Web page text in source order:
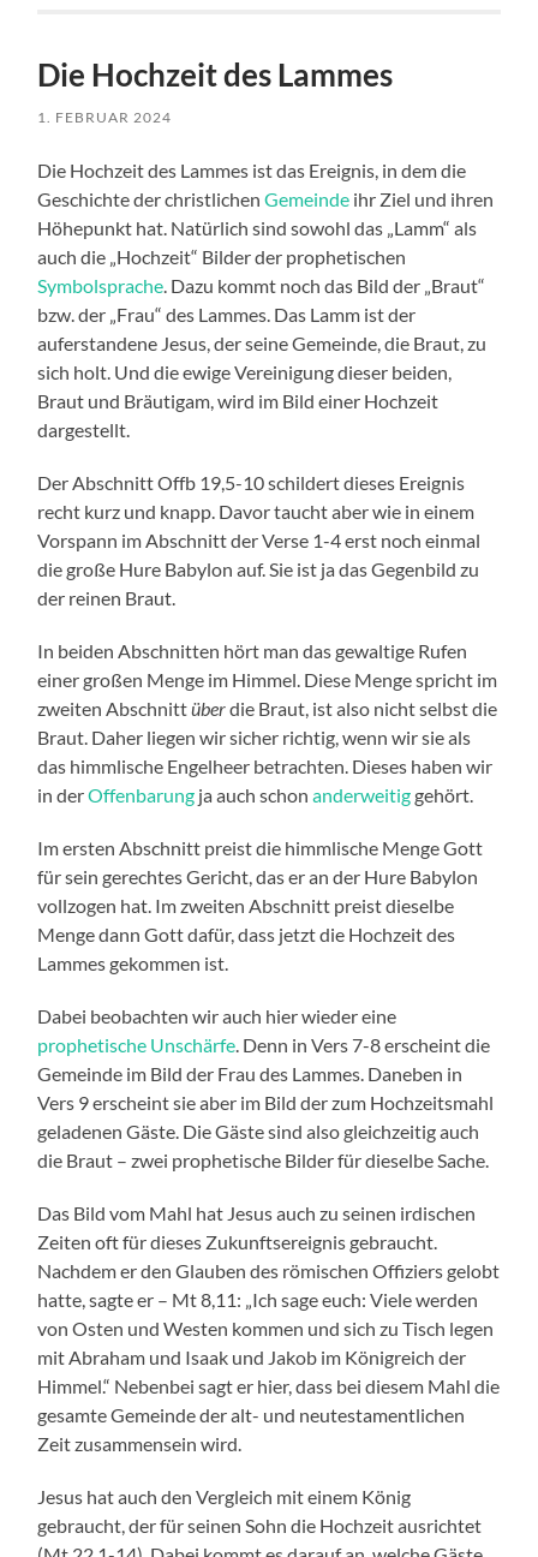
Die Hochzeit des Lammes
1. FEBRUAR 2024
Die Hochzeit des Lammes ist das Ereignis, in dem die
Geschichte der christlichenGemeinde ihr Ziel und ihren
Höhepunkt hat. Natürlich sind sowohl das „Lamm“ als
auch die „Hochzeit“ Bilder der prophetischen
Symbolsprache. Dazu kommt noch das Bild der „Braut“
bzw. der „Frau“ des Lammes. Das Lamm ist der
auferstandene Jesus, der seine Gemeinde, die Braut, zu
sich holt. Und die ewige Vereinigung dieser beiden,
Braut und Bräutigam, wird im Bild einer Hochzeit
dargestellt.
Der Abschnitt Offb 19,5-10 schildert dieses Ereignis
recht kurz und knapp. Davor taucht aber wie in einem
Vorspann im Abschnitt der Verse 1-4 erst noch einmal
die große Hure Babylon auf. Sie ist ja das Gegenbild zu
der reinen Braut.
In beiden Abschnitten hört man das gewaltige Rufen
einer großen Menge im Himmel. Diese Menge spricht im
zweiten Abschnittüberdie Braut, ist also nicht selbst die
Braut. Daher liegen wir sicher richtig, wenn wir sie als
das himmlische Engelheer betrachten. Dieses haben wir
in derOffenbarung ja auch schonanderweitiggehört.
Im ersten Abschnitt preist die himmlische Menge Gott
für sein gerechtes Gericht, das er an der Hure Babylon
vollzogen hat. Im zweiten Abschnitt preist dieselbe
Menge dann Gott dafür, dass jetzt die Hochzeit des
Lammes gekommen ist.
Dabei beobachten wir auch hier wieder eine
prophetische Unschärfe. Denn in Vers 7-8 erscheint die
Gemeinde im Bild der Frau des Lammes. Daneben in
Vers 9 erscheint sie aber im Bild der zum Hochzeitsmahl
geladenen Gäste. Die Gäste sind also gleichzeitig auch
die Braut – zwei prophetische Bilder für dieselbe Sache.
Das Bild vom Mahl hat Jesus auch zu seinen irdischen
Zeiten oft für dieses Zukunftsereignis gebraucht.
Nachdem er den Glauben des römischen Offiziers gelobt
hatte, sagte er – Mt 8,11: „Ich sage euch: Viele werden
von Osten und Westen kommen und sich zu Tisch legen
mit Abraham und Isaak und Jakob im Königreich der
Himmel.“ Nebenbei sagt er hier, dass bei diesem Mahl die
gesamte Gemeinde der alt- und neutestamentlichen
Zeit zusammensein wird.
Jesus hat auch den Vergleich mit einem König
gebraucht, der für seinen Sohn die Hochzeit ausrichtet